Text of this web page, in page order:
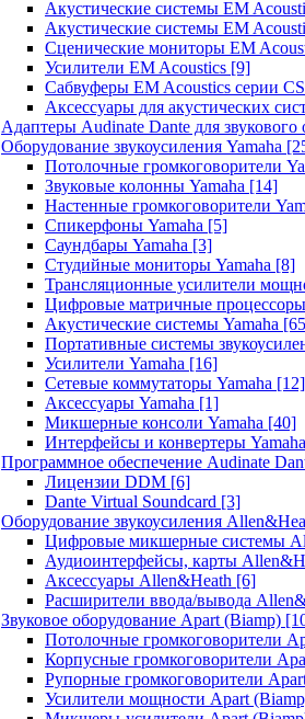
Акустические системы EM
Акустические системы EM
Сценические мониторы EM
Усилители EM Acoustics [9]
Сабвуферы EM Acoustics серии
Аксессуары для акустических
Адаптеры Audinate Dante для звукового
Оборудование звукоусиления Yamaha
Потолочные громкоговорители
Звуковые колонны Yamaha [14]
Настенные громкоговорители
Спикерфоны Yamaha [5]
Саундбары Yamaha [3]
Студийные мониторы Yamaha [8]
Трансляционные усилители
Цифровые матричные процессоры
Акустические системы Yamaha
Портативные системы
Усилители Yamaha [16]
Сетевые коммутаторы Yamaha [12]
Аксессуары Yamaha [1]
Микшерные консоли Yamaha [40]
Интерфейсы и конвертеры Yamaha
Программное обеспечение Audinate
Лицензии DDM [6]
Dante Virtual Soundcard [3]
Оборудование звукоусиления
Цифровые микшерные системы
Аудиоинтерфейсы, карты
Аксессуары Allen&Heath [6]
Расширители ввода/вывода
Звуковое оборудование Apart (Biamp)
Потолочные громкоговорители
Корпусные громкоговорители
Рупорные громкоговорители
Усилители мощности Apart